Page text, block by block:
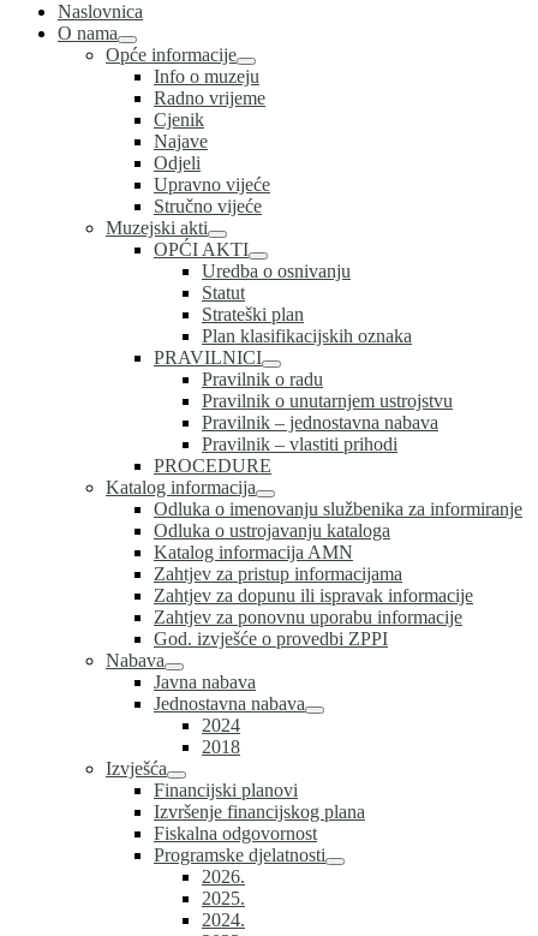
Naslovnica
O nama
Opće informacije
Info o muzeju
Radno vrijeme
Cjenik
Najave
Odjeli
Upravno vijeće
Stručno vijeće
Muzejski akti
OPĆI AKTI
Uredba o osnivanju
Statut
Strateški plan
Plan klasifikacijskih oznaka
PRAVILNICI
Pravilnik o radu
Pravilnik o unutarnjem ustrojstvu
Pravilnik – jednostavna nabava
Pravilnik – vlastiti prihodi
PROCEDURE
Katalog informacija
Odluka o imenovanju službenika za informiranje
Odluka o ustrojavanju kataloga
Katalog informacija AMN
Zahtjev za pristup informacijama
Zahtjev za dopunu ili ispravak informacije
Zahtjev za ponovnu uporabu informacije
God. izvješće o provedbi ZPPI
Nabava
Javna nabava
Jednostavna nabava
2024
2018
Izvješća
Financijski planovi
Izvršenje financijskog plana
Fiskalna odgovornost
Programske djelatnosti
2026.
2025.
2024.